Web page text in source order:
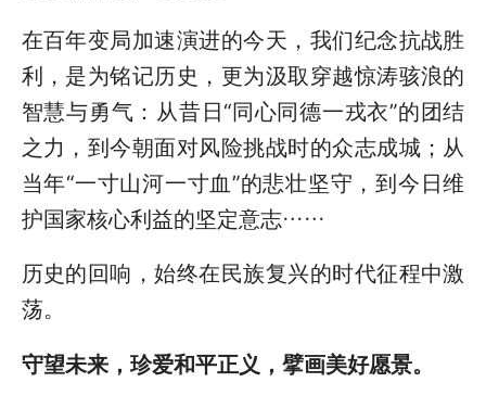
在百年变局加速演进的今天，我们纪念抗战胜
利，是为铭记历史，更为汲取穿越惊涛骇浪的
智慧与勇气：从昔日“同心同德一戎衣”的团结
之力，到今朝面对风险挑战时的众志成城；从
当年“一寸山河一寸血”的悲壮坚守，到今日维
护国家核心利益的坚定意志……
历史的回响，始终在民族复兴的时代征程中激
荡。
守望未来，珍爱和平正义，擘画美好愿景。